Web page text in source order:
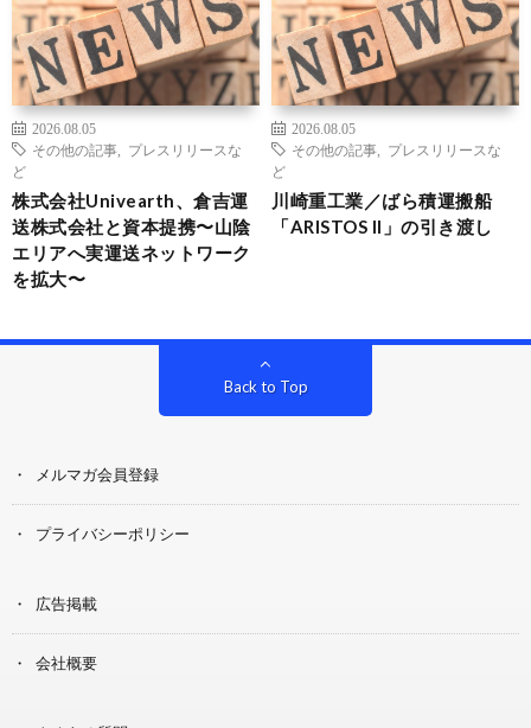
2026.08.05
その他の記事
プレスリリースな
ど
株式会社Univearth、倉吉運
送株式会社と資本提携〜山陰
エリアへ実運送ネットワーク
を拡大〜
2026.08.05
その他の記事
プレスリリースな
ど
川崎重工業／ばら積運搬船
「ARISTOS II」の引き渡し
Back to Top
メルマガ会員登録
プライバシーポリシー
広告掲載
会社概要